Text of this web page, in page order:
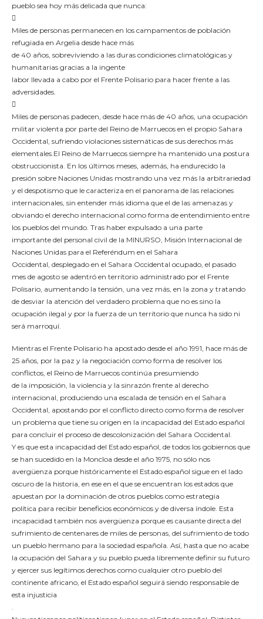
pueblo sea hoy más delicada que nunca:

Miles de personas permanecen en los campamentos de población
refugiada en Argelia desde hace más
de 40 años, sobreviviendo a las duras condiciones climatológicas y
humanitarias gracias a la ingente
labor llevada a cabo por el Frente Polisario para hacer frente a las
adversidades.

Miles de personas padecen, desde hace más de 40 años, una ocupación
militar violenta por parte del Reino de Marruecos en el propio Sahara
Occidental, sufriendo violaciones sistemáticas de sus derechos más
elementales.El Reino de Marruecos siempre ha mantenido una postura
obstruccionista. En los últimos meses, además, ha endurecido la
presión sobre Naciones Unidas mostrando una vez más la arbitrariedad
y el despotismo que le caracteriza en el panorama de las relaciones
internacionales, sin entender más idioma que el de las amenazas y
obviando el derecho internacional como forma de entendimiento entre
los pueblos del mundo. Tras haber expulsado a una parte
importante del personal civil de la MINURSO, Misión Internacional de
Naciones Unidas para el Referéndum en el Sahara
Occidental, desplegado en el Sahara Occidental ocupado, el pasado
mes de agosto se adentró en territorio administrado por el Frente
Polisario, aumentando la tensión, una vez más, en la zona y tratando
de desviar la atención del verdadero problema que no es sino la
ocupación ilegal y por la fuerza de un territorio que nunca ha sido ni
será marroquí.
Mientras el Frente Polisario ha apostado desde el año 1991, hace más de
25 años, por la paz y la negociación como forma de resolver los
conflictos, el Reino de Marruecos continúa presumiendo
de la imposición, la violencia y la sinrazón frente al derecho
internacional, produciendo una escalada de tensión en el Sahara
Occidental, apostando por el conflicto directo como forma de resolver
un problema que tiene su origen en la incapacidad del Estado español
para concluir el proceso de descolonización del Sahara Occidental.
Y es que esta incapacidad del Estado español, de todos los gobiernos que
se han sucedido en la Moncloa desde el año 1975, no sólo nos
avergüenza porque históricamente el Estado español sigue en el lado
oscuro de la historia, en ese en el que se encuentran los estados que
apuestan por la dominación de otros pueblos como estrategia
política para recibir beneficios económicos y de diversa índole. Esta
incapacidad también nos avergüenza porque es causante directa del
sufrimiento de centenares de miles de personas, del sufrimiento de todo
un pueblo hermano para la sociedad española. Así, hasta que no acabe
la ocupación del Sahara y su pueblo pueda libremente definir su futuro
y ejercer sus legítimos derechos como cualquier otro pueblo del
continente africano, el Estado español seguirá siendo responsable de
esta injusticia
.